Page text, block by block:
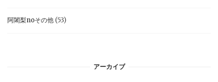
阿闍梨noその他 (53)
アーカイブ